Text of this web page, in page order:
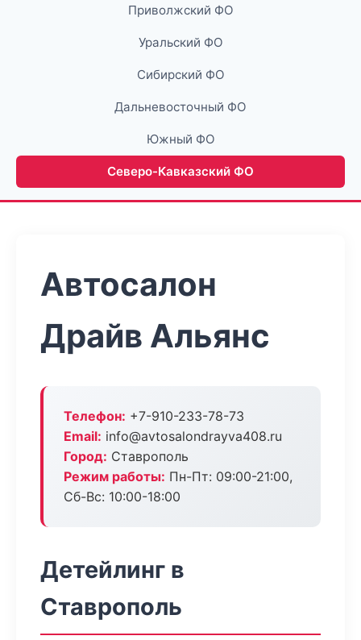
Приволжский ФО
Уральский ФО
Сибирский ФО
Дальневосточный ФО
Южный ФО
Северо-Кавказский ФО
Автосалон
Драйв Альянс
Телефон: +7-910-233-78-73
Email: info@avtosalondrayva408.ru
Город: Ставрополь
Режим работы: Пн-Пт: 09:00-21:00,
Сб-Вс: 10:00-18:00
Детейлинг в
Ставрополь